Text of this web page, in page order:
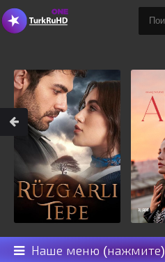
Наше меню (нажмите)